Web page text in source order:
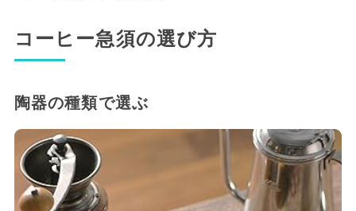
コーヒー急須の選び方
陶器の種類で選ぶ